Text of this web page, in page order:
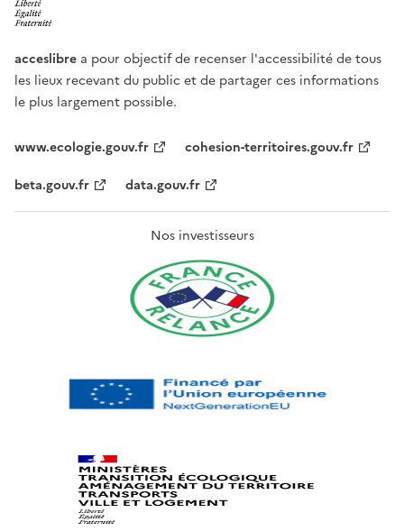
acceslibre a pour objectif de recenser l'accessibilité de tous
les lieux recevant du public et de partager ces informations
le plus largement possible.
www.ecologie.gouv.fr
cohesion-territoires.gouv.fr
beta.gouv.fr
data.gouv.fr
Nos investisseurs